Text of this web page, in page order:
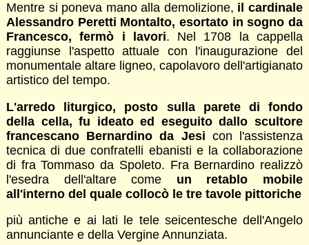
Mentre si poneva mano alla demolizione, il cardinale
Alessandro Peretti Montalto, esortato in sogno da
Francesco, fermò i lavori. Nel 1708 la cappella
raggiunse l'aspetto attuale con l'inaugurazione del
monumentale altare ligneo, capolavoro dell'artigianato
artistico del tempo.
L'arredo liturgico, posto sulla parete di fondo
della cella, fu ideato ed eseguito dallo scultore
francescano Bernardino da Jesi con l'assistenza
tecnica di due confratelli ebanisti e la collaborazione
di fra Tommaso da Spoleto. Fra Bernardino realizzò
l'esedra dell'altare come un retablo mobile
all'interno del quale collocò le tre tavole pittoriche
più antiche e ai lati le tele seicentesche dell'Angelo
annunciante e della Vergine Annunziata.